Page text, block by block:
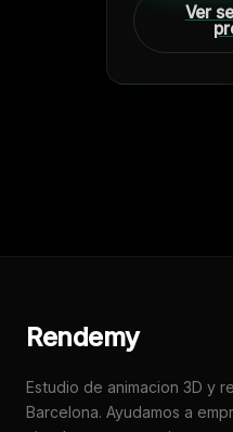
Ver
Rendemy
Estudio de animacion 3D y
Barcelona. Ayudamos a